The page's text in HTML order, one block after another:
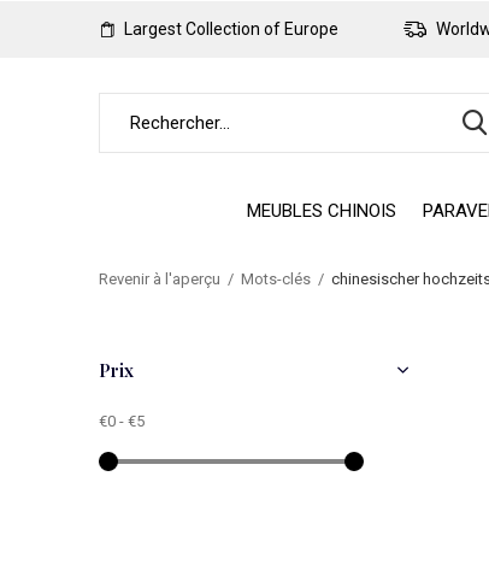
MEUBLES CHINOIS
Largest Collection of Europe
Revenir à l'aperçu Mots-clés chinesischer
Prix
€0 - €5